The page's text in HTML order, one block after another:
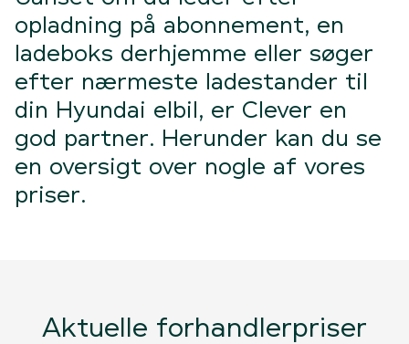
opladning på abonnement, en
ladeboks derhjemme eller søger
efter nærmeste ladestander til
din Hyundai elbil, er Clever en
god partner. Herunder kan du se
en oversigt over nogle af vores
priser.
Aktuelle forhandlerpriser